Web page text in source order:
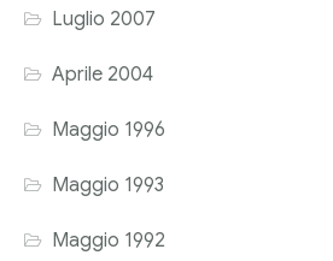
Luglio 2007
Aprile 2004
Maggio 1996
Maggio 1993
Maggio 1992